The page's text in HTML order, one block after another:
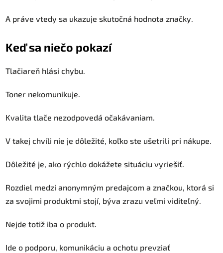
A práve vtedy sa ukazuje skutočná hodnota značky.
Keď sa niečo pokazí
Tlačiareň hlási chybu.
Toner nekomunikuje.
Kvalita tlače nezodpovedá očakávaniam.
V takej chvíli nie je dôležité, koľko ste ušetrili pri nákupe.
Dôležité je, ako rýchlo dokážete situáciu vyriešiť.
Rozdiel medzi anonymným predajcom a značkou, ktorá si
za svojimi produktmi stojí, býva zrazu veľmi viditeľný.
Nejde totiž iba o produkt.
Ide o podporu, komunikáciu a ochotu prevziať